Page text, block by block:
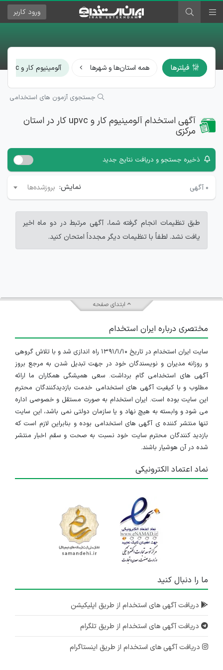
ورود کاربر
فیلترها همه استان‌ها و شهرها آلومینیوم کار و upvc کار
جستجوی آزمون های استخدامی
آگهی استخدام آلومینیوم کار و upvc کار در استان
مرکزی
ذخیره جستجو و دریافت نتایج جدید
۰ آگهی نمایش: بروزشده‌ها
طبق تنظیمات انجام گرفته شما، آگهی مرتبط در دو ماه اخیر
یافت نشد. لطفاً با تنظیمات دیگر مجدداً امتحان کنید.
ابتدای صفحه
مختصری درباره ایران استخدام
سایت ایران استخدام در تاریخ ۱۳۹۱/۱/۱۰ راه اندازی شد و با تلاش گروهی
و روزانه مدیران و نویسندگان خود در جهت تبدیل شدن به مرجع بروز
آگهی های استخدامی گام برداشت. سعی همیشگی همکاران ما ارائه
مطلوب و با کیفیت آگهی های استخدامی خدمت بازدیدکنندگان محترم
این سایت بوده است. ایران استخدام به صورت مستقل و خصوصی اداره
می شود و وابسته به هیچ نهاد و یا سازمان دولتی نمی باشد، این سایت
تنها منتشر کننده ی آگهی های استخدامی بوده و بنابراین لازم است که
بازدید کنندگان محترم سایت خود نسبت به صحت و سقم اخبار منتشر
شده در آن هوشیار باشند.
نماد اعتماد الکترونیکی
ما را دنبال کنید
دریافت آگهی های استخدام از طریق اپلیکیشن
دریافت آگهی های استخدام از طریق تلگرام
دریافت آگهی های استخدام از طریق اینستاگرام